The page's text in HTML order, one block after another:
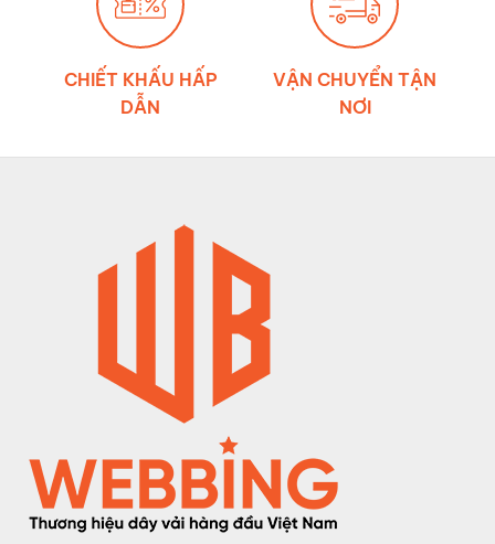
CHIẾT KHẤU HẤP
DẪN
VẬN CHUYỂN TẬN
NƠI